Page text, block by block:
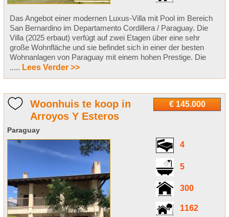
Das Angebot einer modernen Luxus-Villa mit Pool im Bereich
San Bernardino im Departamento Cordillera / Paraguay. Die
Villa (2025 erbaut) verfügt auf zwei Etagen über eine sehr
große Wohnfläche und sie befindet sich in einer der besten
Wohnanlagen von Paraguay mit einem hohen Prestige. Die
..... Lees Verder >>
€ 145.000
Woonhuis te koop in
Arroyos Y Esteros
Paraguay
4
5
300
1162